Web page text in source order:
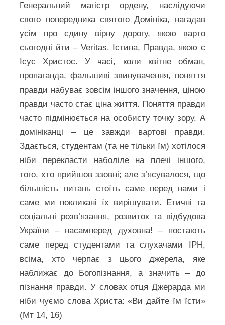
Генеральний магістр ордену, наслідуючи
свого попередника святого Домініка, нагадав
усім про єдину вірну дорогу, якою варто
сьогодні йти – Veritas. Істина, Правда, якою є
Ісус Христос. У часі, коли квітне обман,
пропаганда, фальшиві звинувачення, поняття
правди набуває зовсім іншого значення, ціною
правди часто стає ціна життя. Поняття правди
часто підмінюється на особисту точку зору. А
домініканці – це завжди вартові правди.
Здається, студентам (та не тільки їм) хотілося
ніби перекласти наболіле на плечі іншого,
того, хто прийшов ззовні; але з’ясувалося, що
більшість питань стоїть саме перед нами і
саме ми покликані їх вирішувати. Етичні та
соціальні розв’язання, розвиток та відбудова
України – насамперед духовна! – постають
саме перед студентами та слухачами ІРН,
всіма, хто черпає з цього джерела, яке
наближає до Богопізнання, а значить – до
пізнання правди. У словах отця Джерарда ми
ніби чуємо слова Христа: «Ви дайте їм їсти»
(Мт 14, 16)